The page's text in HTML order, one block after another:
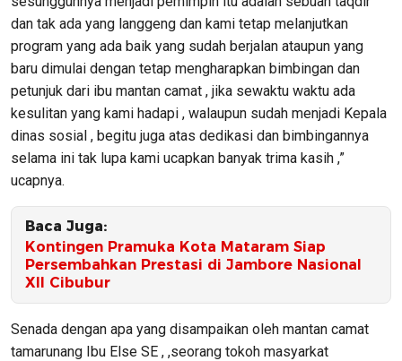
dan tak ada yang langgeng dan kami tetap melanjutkan
program yang ada baik yang sudah berjalan ataupun yang
baru dimulai dengan tetap mengharapkan bimbingan dan
petunjuk dari ibu mantan camat , jika sewaktu waktu ada
kesulitan yang kami hadapi , walaupun sudah menjadi Kepala
dinas sosial , begitu juga atas dedikasi dan bimbingannya
selama ini tak lupa kami ucapkan banyak trima kasih ,”
ucapnya.
Baca Juga:
Kontingen Pramuka Kota Mataram Siap
Persembahkan Prestasi di Jambore Nasional
XII Cibubur
Senada dengan apa yang disampaikan oleh mantan camat
tamarunang Ibu Else SE , ,seorang tokoh masyarkat